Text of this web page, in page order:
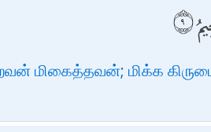
மிகைத்தவன்; மிக்க